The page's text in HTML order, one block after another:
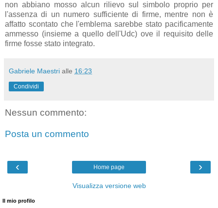
non abbiano mosso alcun rilievo sul simbolo proprio per
l'assenza di un numero sufficiente di firme, mentre non è
affatto scontato che l'emblema sarebbe stato pacificamente
ammesso (insieme a quello dell'Udc) ove il requisito delle
firme fosse stato integrato.
Gabriele Maestri alle 16:23
Condividi
Nessun commento:
Posta un commento
‹ ›
Home page
Visualizza versione web
Il mio profilo